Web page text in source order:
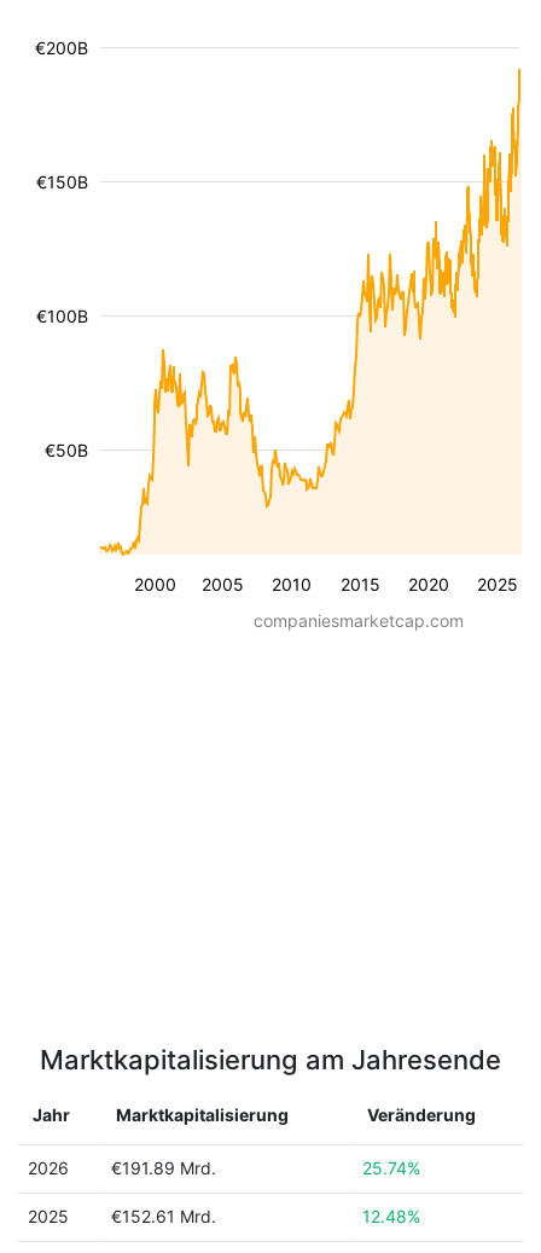
2000 2005 2010 2015 2020 2025
€50B
€100B
€150B
€200B
companiesmarketcap.com
Marktkapitalisierung am Jahresende
Jahr Marktkapitalisierung Veränderung
2026 €191.89 Mrd. 25.74%
2025 €152.61 Mrd. 12.48%